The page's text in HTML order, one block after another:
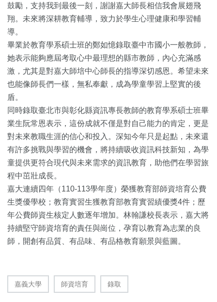
鼓勵， 支持我到最後一刻，謝謝嘉大師長相信我會展翅飛
翔。 未來將深耕教育輔導，致力於學生心理健康和學習輔
導。
畢業於教育學系碩士班的鄭如憶錄取臺中市國小一般教師，
她表示能夠應屆考取心中最理想的縣市教師，內心充滿感
激， 尤其是對嘉大師培中心師長的指導深切感恩。 希望未來
也能像師長們一樣，無私奉獻， 成為學童學習上堅實的後
盾。
同時錄取臺北市與彰化縣資訊專長教師的教育學系碩士班畢
業生阮常恩表示，這份成就不僅是對自己能力的肯定， 更是
對未來教職生涯的信心和投入。深知今年只是起點， 未來還
有許多挑戰與學習的機會，將持續吸收資訊科技新知， 為學
童提供更符合現代與未來需求的資訊教育， 助他們在學習旅
程中茁壯成長。
嘉大連續四年（110-113學年度） 榮獲教育部師資培育公費
生獎優學校； 教育實習生獲教育部教育實習績優獎4件； 歷
年公費師資生核定人數逐年增加。 林翰謙校長表示， 嘉大將
持續堅守師資培育的責任與崗位，孕育以教育為志業的良
師， 開創有品質、有品味、有品格教育願景與藍圖。
嘉義大學 師資培育 錄取